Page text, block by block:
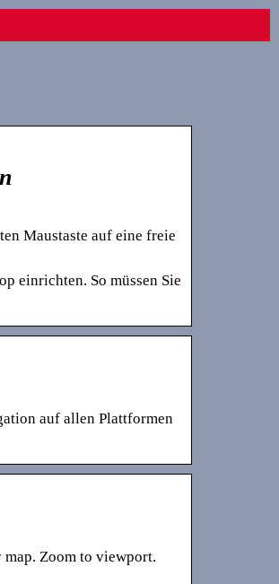
Maustaste auf eine freie
einrichten. So müssen Sie
auf allen Plattformen
Zoom to viewport.